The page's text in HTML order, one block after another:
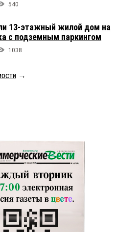
540
13-этажный жилой дом на
с подземным паркингом
1038
→